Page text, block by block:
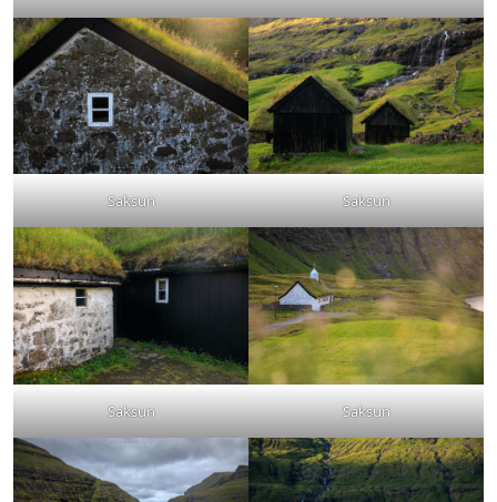
Saksun Saksun
Saksun Saksun